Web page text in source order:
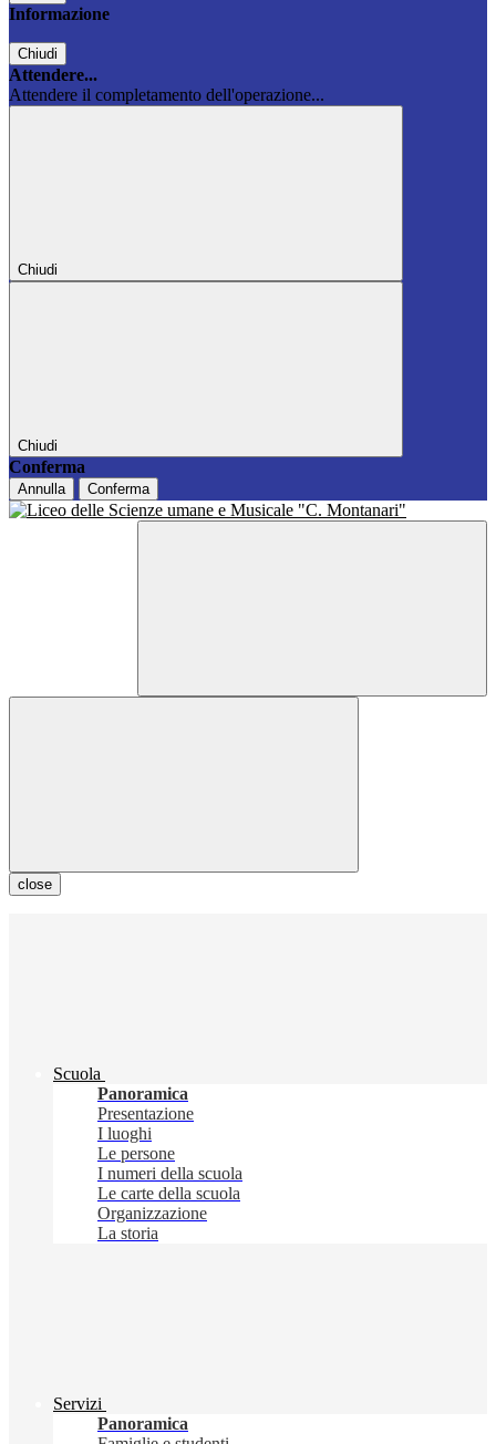
Informazione
Chiudi
Attendere...
Attendere il completamento dell'operazione...
Chiudi
Chiudi
Conferma
Annulla Conferma
close
Scuola
Panoramica
Presentazione
I luoghi
Le persone
I numeri della scuola
Le carte della scuola
Organizzazione
La storia
Servizi
Panoramica